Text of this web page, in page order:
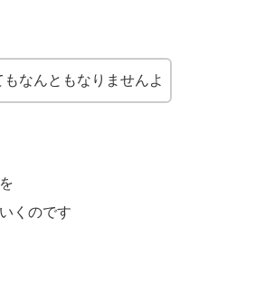
もなんともなりませんよ
くのです